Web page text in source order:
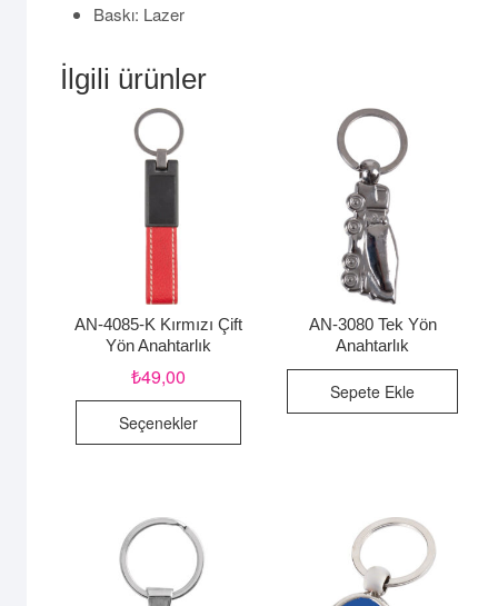
Baskı: Lazer
İlgili ürünler
AN-4085-K Kırmızı Çift
Yön Anahtarlık
₺49,00
Seçenekler
Bu
AN-3080 Tek Yön
Anahtarlık
Sepete Ekle